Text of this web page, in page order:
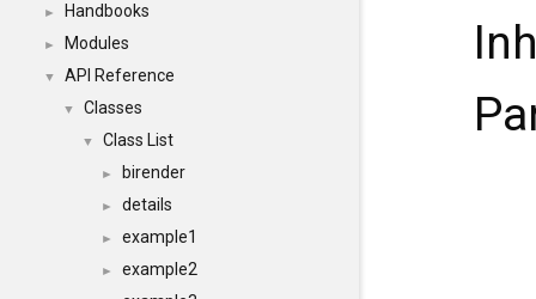
► Handbooks
► Modules
▼ API Reference
▼ Classes
▼ Class List
► birender
► details
► example1
► example2